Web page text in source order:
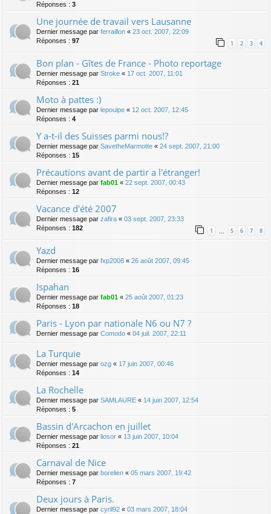
Réponses : 3
Une journée de travail vers Lausanne
Dernier message par ferraillon « 23 oct. 2007, 22:09
Réponses : 97 1 2 3 4
Bon plan - Gîtes de France - Photo reportage
Dernier message par Stroke « 17 oct. 2007, 11:01
Réponses : 21
Moto à pattes :)
Dernier message par lepoulpe « 12 oct. 2007, 12:45
Réponses : 4
Y a-t-il des Suisses parmi nous!?
Dernier message par SavetheMarmotte « 24 sept. 2007, 21:00
Réponses : 15
Précautions avant de partir a l'étranger!
Dernier message par fab01 « 22 sept. 2007, 00:43
Réponses : 12
Vacance d'été 2007
Dernier message par zafira « 03 sept. 2007, 23:33
Réponses : 182 1 … 5 6 7 8
Yazd
Dernier message par fxp2008 « 26 août 2007, 09:45
Réponses : 16
Ispahan
Dernier message par fab01 « 25 août 2007, 01:23
Réponses : 18
Paris - Lyon par nationale N6 ou N7 ?
Dernier message par Comodo « 04 juil. 2007, 22:11
La Turquie
Dernier message par ozg « 17 juin 2007, 00:46
Réponses : 14
La Rochelle
Dernier message par SAMLAURE « 14 juin 2007, 12:54
Réponses : 5
Bassin d'Arcachon en juillet
Dernier message par liosor « 13 juin 2007, 10:04
Réponses : 21
Carnaval de Nice
Dernier message par borelien « 05 mars 2007, 19:42
Réponses : 7
Deux jours à Paris.
Dernier message par cyril92 « 03 mars 2007, 18:04